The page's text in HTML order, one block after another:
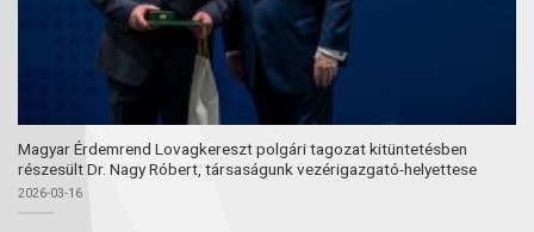
Magyar Érdemrend Lovagkereszt polgári tagozat kitüntetésben
részesült Dr. Nagy Róbert, társaságunk vezérigazgató-helyettese
2026-03-16